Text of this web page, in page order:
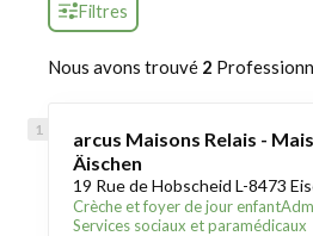
Filtres
Nous avons trouvé 2
arcus Maisons Relais -
Äischen
19 Rue de Hobscheid L-8473
Crèche et foyer de jour enfant
Services sociaux et paramédicaux